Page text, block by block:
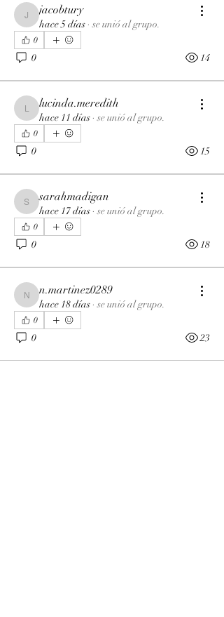
jacobtury
jacobtury
hace 5 días ·se unió al grupo.
0
0 14
lucinda.meredith
lucinda.meredith
hace 11 días ·se unió al grupo.
0
0 15
sarahmadigan
sarahmadigan
hace 17 días ·se unió al grupo.
0
0 18
n.martinez0289
n.martinez0289
hace 18 días ·se unió al grupo.
0
0 23